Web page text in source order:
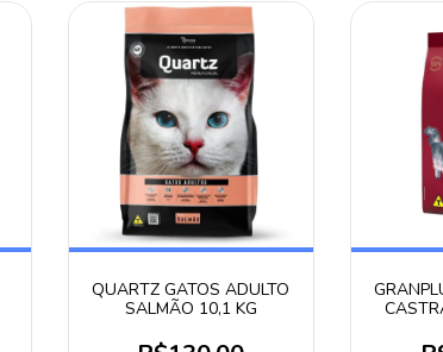
QUARTZ GATOS ADULTO
SALMÃO 10,1 KG